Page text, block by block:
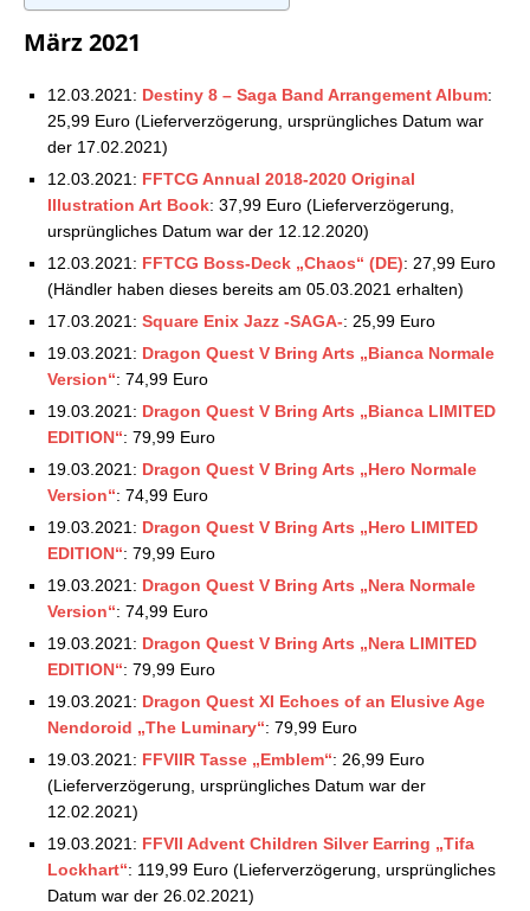
16.04.2021
Square Enix Store: Aktuelle Vorbestellungen –
Square Enix Store: Aktuelle Vorbestellungen –
30.04.2021
Square Enix Store: Aktuelle Vorbestellungen –
Square Enix Store: Aktuelle Vorbestellungen –
Square Enix Store: Aktuelle Vorbestellungen –
21.05.2021
Square Enix Store: Aktuelle Vorbestellungen –
04.06.2021
Square Enix Store: Aktuelle Vorbestellungen –
11.06.2021
Square Enix Store: Aktuelle Vorbestellungen –
21.06.2021
25.06.2021
Square Enix Store: Aktuelle Vorbestellungen –
02.07.2021
Square Enix Store: Aktuelle Vorbestellungen –
09.07.2021
Square Enix Store: Aktuelle Vorbestellungen –
16.07.2021
Square Enix Store: Aktuelle Vorbestellungen –
Square Enix Store: Aktuelle Vorbestellungen –
30.07.2021
Square Enix Store: Aktuelle Vorbestellungen –
05.08.2021
Square Enix Store: Aktuelle Vorbestellungen –
17.08.2021
Square Enix Store: Aktuelle Vorbestellungen –
20.08.2021
März 2021
12.03.2021: Destiny 8 – Saga Band Arrangement Album:
25,99 Euro (Lieferverzögerung, ursprüngliches Datum war
der 17.02.2021)
12.03.2021: FFTCG Annual 2018-2020 Original
Illustration Art Book: 37,99 Euro (Lieferverzögerung,
ursprüngliches Datum war der 12.12.2020)
12.03.2021: FFTCG Boss-Deck „Chaos“ (DE): 27,99 Euro
(Händler haben dieses bereits am 05.03.2021 erhalten)
17.03.2021: Square Enix Jazz -SAGA-: 25,99 Euro
19.03.2021: Dragon Quest V Bring Arts „Bianca Normale
Version“: 74,99 Euro
19.03.2021: Dragon Quest V Bring Arts „Bianca LIMITED
EDITION“: 79,99 Euro
19.03.2021: Dragon Quest V Bring Arts „Hero Normale
Version“: 74,99 Euro
19.03.2021: Dragon Quest V Bring Arts „Hero LIMITED
EDITION“: 79,99 Euro
19.03.2021: Dragon Quest V Bring Arts „Nera Normale
Version“: 74,99 Euro
19.03.2021: Dragon Quest V Bring Arts „Nera LIMITED
EDITION“: 79,99 Euro
19.03.2021: Dragon Quest XI Echoes of an Elusive Age
Nendoroid „The Luminary“: 79,99 Euro
19.03.2021: FFVIIR Tasse „Emblem“: 26,99 Euro
(Lieferverzögerung, ursprüngliches Datum war der
12.02.2021)
19.03.2021: FFVII Advent Children Silver Earring „Tifa
Lockhart“: 119,99 Euro (Lieferverzögerung, ursprüngliches
Datum war der 26.02.2021)